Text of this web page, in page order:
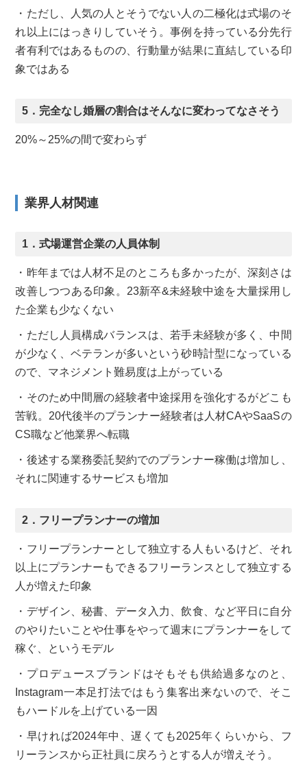
・ただし、人気の人とそうでない人の二極化は式場のそ
れ以上にはっきりしていそう。事例を持っている分先行
者有利ではあるものの、行動量が結果に直結している印
象ではある
5．完全なし婚層の割合はそんなに変わってなさそう
20%～25%の間で変わらず
業界人材関連
1．式場運営企業の人員体制
・昨年までは人材不足のところも多かったが、深刻さは
改善しつつある印象。23新卒&未経験中途を大量採用し
た企業も少なくない
・ただし人員構成バランスは、若手未経験が多く、中間
が少なく、ベテランが多いという砂時計型になっている
ので、マネジメント難易度は上がっている
・そのため中間層の経験者中途採用を強化するがどこも
苦戦。20代後半のプランナー経験者は人材CAやSaaSの
CS職など他業界へ転職
・後述する業務委託契約でのプランナー稼働は増加し、
それに関連するサービスも増加
2．フリープランナーの増加
・フリープランナーとして独立する人もいるけど、それ
以上にプランナーもできるフリーランスとして独立する
人が増えた印象
・デザイン、秘書、データ入力、飲食、など平日に自分
のやりたいことや仕事をやって週末にプランナーをして
稼ぐ、というモデル
・プロデュースブランドはそもそも供給過多なのと、
Instagram一本足打法ではもう集客出来ないので、そこ
もハードルを上げている一因
・早ければ2024年中、遅くても2025年くらいから、フ
リーランスから正社員に戻ろうとする人が増えそう。